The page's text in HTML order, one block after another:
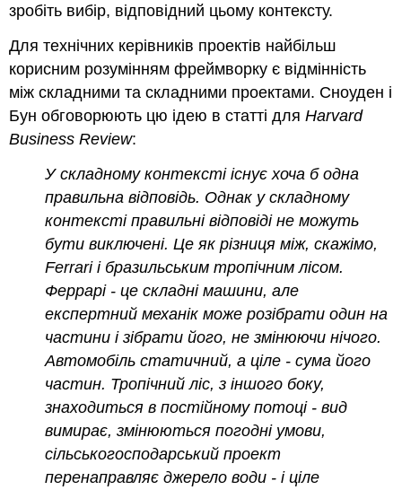
зробіть вибір, відповідний цьому контексту.
Для технічних керівників проектів найбільш
корисним розумінням фреймворку є відмінність
між складними та складними проектами. Сноуден і
Бун обговорюють цю ідею в статті дляHarvard
Business Review:
У складному контексті існує хоча б одна
правильна відповідь. Однак у складному
контексті правильні відповіді не можуть
бути виключені. Це як різниця між, скажімо,
Ferrari і бразильським тропічним лісом.
Феррарі - це складні машини, але
експертний механік може розібрати один на
частини і зібрати його, не змінюючи нічого.
Автомобіль статичний, а ціле - сума його
частин. Тропічний ліс, з іншого боку,
знаходиться в постійному потоці - вид
вимирає, змінюються погодні умови,
сільськогосподарський проект
перенаправляє джерело води - і ціле